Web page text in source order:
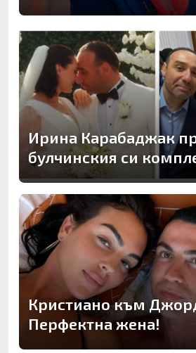
Ирина Карабаджак
булчинския си
Кристиано към
Перфектна жена!